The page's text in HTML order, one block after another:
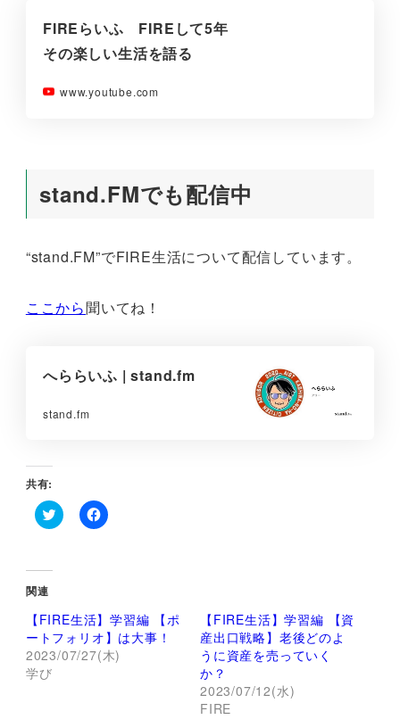
FIREらいふ FIREして5年
その楽しい生活を語る
www.youtube.com
stand.FMでも配信中
“stand.FM”でFIRE生活について配信しています。
ここから聞いてね！
へららいふ | stand.fm
stand.fm
共有:
ク
し
て
T
i
t
t
e
r
で
F
で
共
有
す
関連
【FIRE生活】学習編 【ポ
ートフォリオ】は大事！
2023/07/27(木)
学び
【FIRE生活】学習編 【資
産出口戦略】老後どのよ
うに資産を売っていく
か？
2023/07/12(水)
FIRE